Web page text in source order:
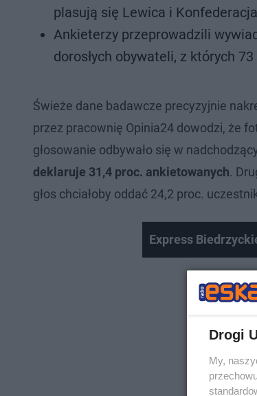
plasują się Lewica i
Ankieterzy przeprowadzili
dorosłych obywateli, z których
Świeże dane badawcze precyzyjnie
przez pracownię Opinia24 dowodzi, że
głosowanie odbywało się w
deklaruje 31,4 proc. ankietowanych.
głos chciałoby oddać 24,2 proc.
Express
Drogi
My,